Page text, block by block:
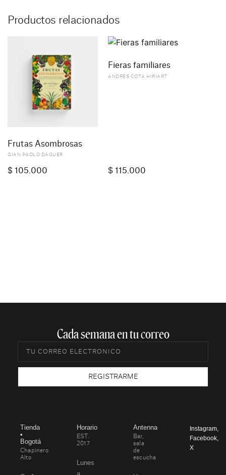
Productos relacionados
Frutas Asombrosas
GIAN PAOLO DÁGUER
$ 105.000
Fieras familiares
ANDRÉS COTA HIRIART
$ 115.000
Cada semana en tu correo​
REGISTRARME
Tienda
•
Bogotá
Chapinero
Alto
Horario
EST.
2017
Lunes
Antenna
Bar,
sala
de
escucha
Instagram,
Facebook,
X